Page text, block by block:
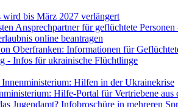
wird bis März 2027 verlängert
Ansprechpartner für geflüchtete
online beantragen
Oberfranken: Informationen für
- Infos für ukrainische Flüchtlinge
Innenministerium: Hilfen in der Ukrainekrise
Hilfe-Portal für Vertriebene aus
Jugendamt? Infobroschüre in mehreren